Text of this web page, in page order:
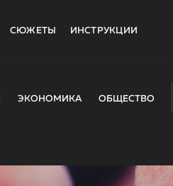
СЮЖЕТЫ ИНСТРУКЦИИ
ЭКОНОМИКА ОБЩЕСТВО